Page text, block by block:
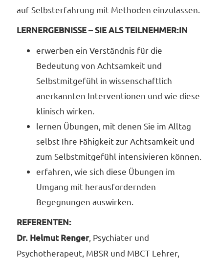
auf Selbsterfahrung mit Methoden einzulassen.
LERNERGEBNISSE – SIE ALS TEILNEHMER:IN
erwerben ein Verständnis für die
Bedeutung von Achtsamkeit und
Selbstmitgefühl in wissenschaftlich
anerkannten Interventionen und wie diese
klinisch wirken.
lernen Übungen, mit denen Sie im Alltag
selbst Ihre Fähigkeit zur Achtsamkeit und
zum Selbstmitgefühl intensivieren können.
erfahren, wie sich diese Übungen im
Umgang mit herausfordernden
Begegnungen auswirken.
REFERENTEN:
Dr. Helmut Renger, Psychiater und
Psychotherapeut, MBSR und MBCT Lehrer,